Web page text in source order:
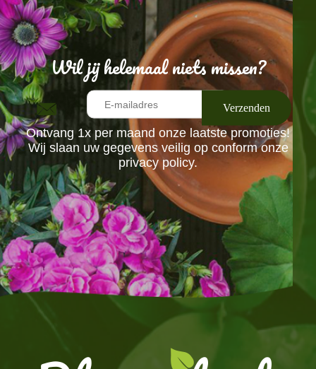
Wil jij helemaal niets missen?
Ontvang 1x per maand onze laatste promoties!
Wij slaan uw gegevens veilig op conform onze
privacy policy.